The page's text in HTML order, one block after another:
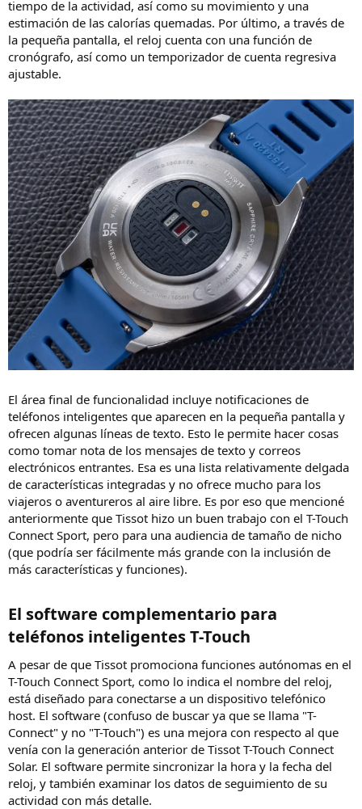
tiempo de la actividad, así como su movimiento y una
estimación de las calorías quemadas. Por último, a través de
la pequeña pantalla, el reloj cuenta con una función de
cronógrafo, así como un temporizador de cuenta regresiva
ajustable.
El área final de funcionalidad incluye notificaciones de
teléfonos inteligentes que aparecen en la pequeña pantalla y
ofrecen algunas líneas de texto. Esto le permite hacer cosas
como tomar nota de los mensajes de texto y correos
electrónicos entrantes. Esa es una lista relativamente delgada
de características integradas y no ofrece mucho para los
viajeros o aventureros al aire libre. Es por eso que mencioné
anteriormente que Tissot hizo un buen trabajo con el T-Touch
Connect Sport, pero para una audiencia de tamaño de nicho
(que podría ser fácilmente más grande con la inclusión de
más características y funciones).
El software complementario para
teléfonos inteligentes T-Touch​
A pesar de que Tissot promociona funciones autónomas en el
T-Touch Connect Sport, como lo indica el nombre del reloj,
está diseñado para conectarse a un dispositivo telefónico
host. El software (confuso de buscar ya que se llama "T-
Connect" y no "T-Touch") es una mejora con respecto al que
venía con la generación anterior de Tissot T-Touch Connect
Solar. El software permite sincronizar la hora y la fecha del
reloj, y también examinar los datos de seguimiento de su
actividad con más detalle.